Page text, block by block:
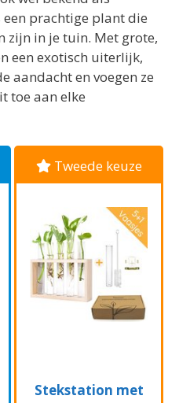
een prachtige plant die
zijn in je tuin. Met grote,
een exotisch uiterlijk,
aandacht en voegen ze
toe aan elke
Tweede keuze
Stekstation met